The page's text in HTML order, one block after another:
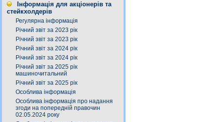
Інформація для акціонерів та
стейкхолдерів
Регулярна інформація
Річний звіт за 2023 рік
Річний звіт за 2023 рік
Річний звіт за 2024 рік
Річний звіт за 2024 рік
Річний звіт за 2025 рік
машиночитальний
Річний звіт за 2025 рік
Особлива інформація
Особлива інформація про надання
згоди на попередній правочин
02.05.2024 року